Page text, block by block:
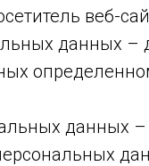
веб-
данных –
данных